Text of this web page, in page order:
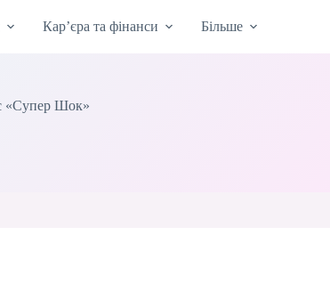
Кар’єра та фінанси Більше
«Супер Шок»